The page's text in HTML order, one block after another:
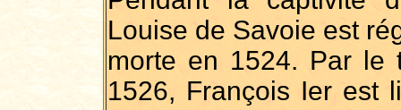
Louise de Savoie est
morte en 1524. Par le
1526, François Ier est